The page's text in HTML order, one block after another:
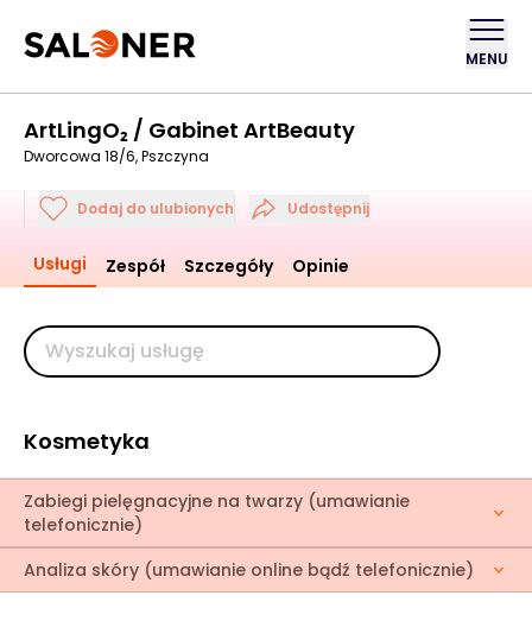
MENU
ArtLingO₂ / Gabinet ArtBeauty
Dworcowa 18/6, Pszczyna
Dodaj do ulubionych Udostępnij
Usługi Zespół Szczegóły Opinie
Kosmetyka
Zabiegi pielęgnacyjne na twarzy (umawianie
telefonicznie)
Analiza skóry (umawianie online bądź telefonicznie)